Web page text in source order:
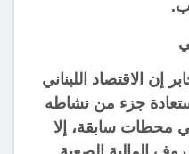
إن الاقتصاد اللبناني
جزء من نشاطه
محطات سابقة، إلا